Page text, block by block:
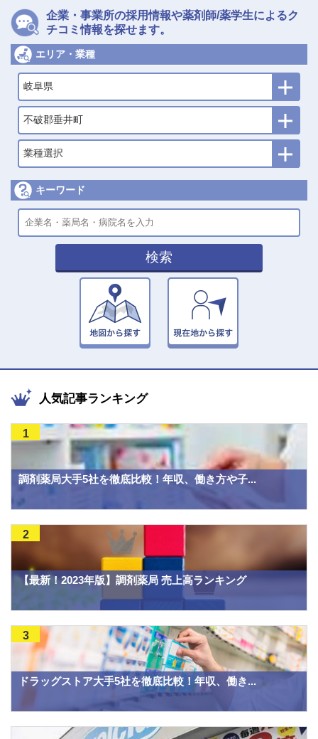
企業・事業所の採用情報や薬剤師/薬学生によるク
チコミ情報を探せます。
エリア・業種
岐阜県
不破郡垂井町
業種選択
キーワード
検索
人気記事ランキング
調剤薬局大手5社を徹底比較！年収、働き方や子...
1
【最新！2023年版】調剤薬局 売上高ランキング
2
ドラッグストア大手5社を徹底比較！年収、働き...
3